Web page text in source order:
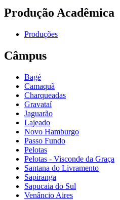
Produção Acadêmica
Produções
Câmpus
Bagé
Camaquã
Charqueadas
Gravataí
Jaguarão
Lajeado
Novo Hamburgo
Passo Fundo
Pelotas
Pelotas - Visconde da Graça
Santana do Livramento
Sapiranga
Sapucaia do Sul
Venâncio Aires